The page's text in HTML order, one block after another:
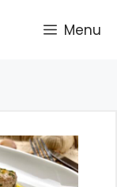
Menu